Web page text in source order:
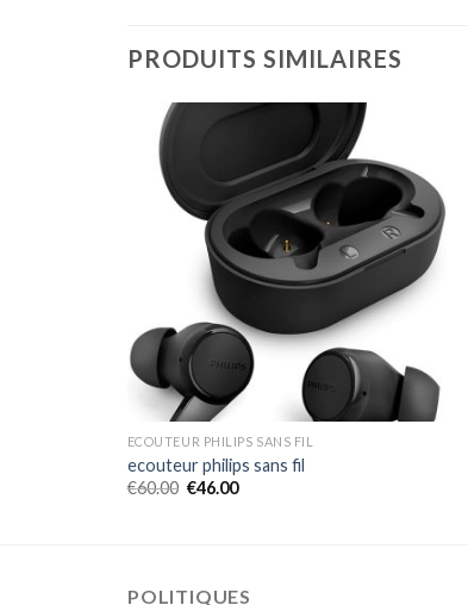
PRODUITS SIMILAIRES
ECOUTEUR PHILIPS SANS FIL
ecouteur philips sans fil
€60.00 €46.00
POLITIQUES